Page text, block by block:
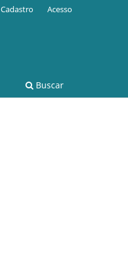
Buscar
Cadastro Acesso